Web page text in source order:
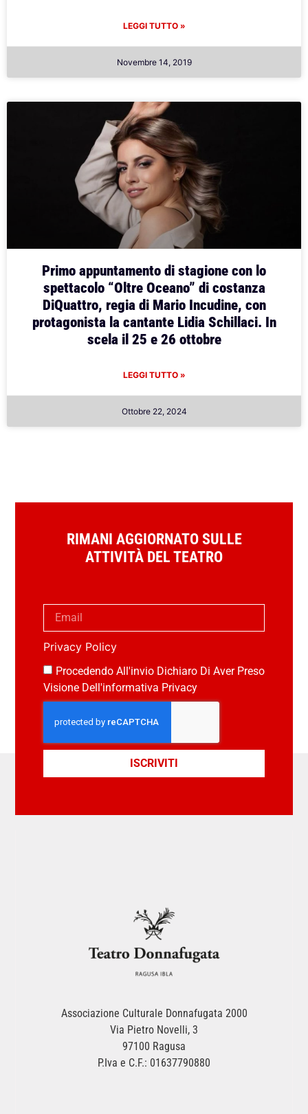
LEGGI TUTTO »
Novembre 14, 2019
Primo appuntamento di stagione con lo
spettacolo “Oltre Oceano” di costanza
DiQuattro, regia di Mario Incudine, con
protagonista la cantante Lidia Schillaci. In
scela il 25 e 26 ottobre
LEGGI TUTTO »
Ottobre 22, 2024
RIMANI AGGIORNATO SULLE
ATTIVITÀ DEL TEATRO
Privacy Policy
Procedendo All'invio Dichiaro Di Aver Preso
Visione Dell'informativa Privacy
ISCRIVITI
Associazione Culturale Donnafugata 2000
Via Pietro Novelli, 3
97100 Ragusa
P.Iva e C.F.: 01637790880